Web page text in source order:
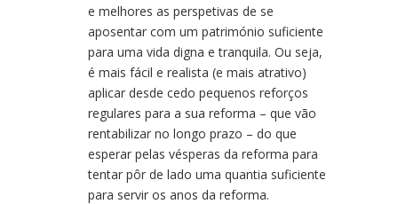
e melhores as perspetivas de se
aposentar com um património suficiente
para uma vida digna e tranquila. Ou seja,
é mais fácil e realista (e mais atrativo)
aplicar desde cedo pequenos reforços
regulares para a sua reforma – que vão
rentabilizar no longo prazo – do que
esperar pelas vésperas da reforma para
tentar pôr de lado uma quantia suficiente
para servir os anos da reforma.